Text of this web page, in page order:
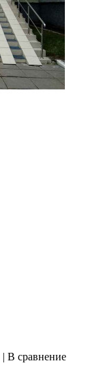
| В сравнение